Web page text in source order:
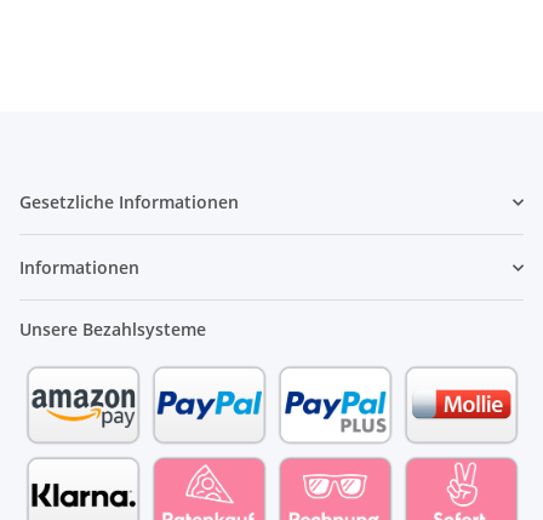
Gesetzliche Informationen
Informationen
Unsere Bezahlsysteme